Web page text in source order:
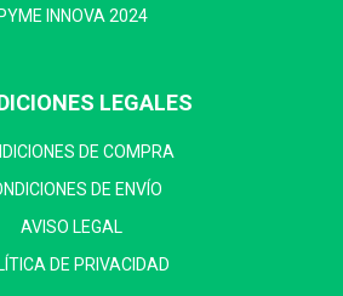
PYME INNOVA 2024
LEGALES
DE COMPRA
DE ENVÍO
AVISO LEGAL
DE PRIVACIDAD